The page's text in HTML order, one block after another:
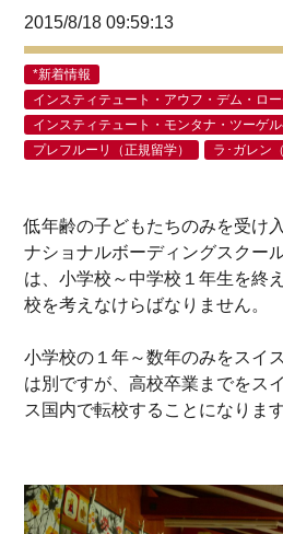
2015/8/18 09:59:13
*新着情報
インスティテュート・アウフ・デム・ロ
インスティテュート・モンタナ・ツーゲル
プレフルーリ（正規留学）
ラ･ガレン
低年齢の子どもたちのみを受け
ナショナルボーディングスクー
は、小学校～中学校１年生を終
校を考えなけらばなりません。
小学校の１年～数年のみをスイ
は別ですが、高校卒業までをス
ス国内で転校することになります